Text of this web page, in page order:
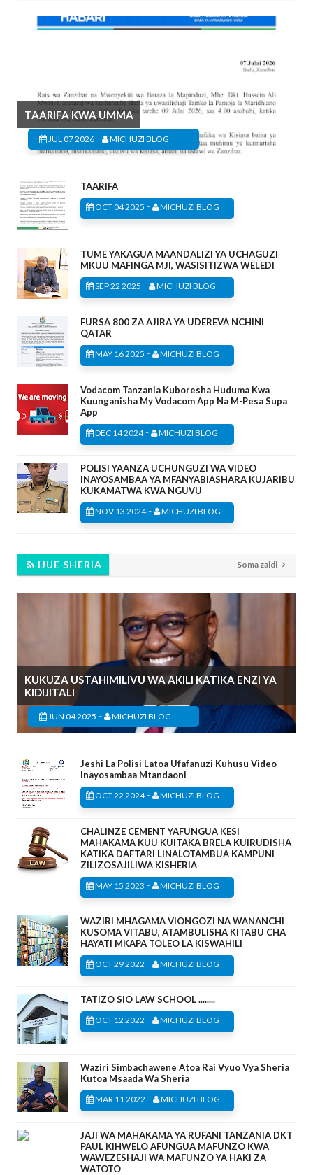
TAARIFA KWA UMMA
JUL 07 2026 - MICHUZI BLOG
TAARIFA
OCT 04 2025 - MICHUZI BLOG
TUME YAKAGUA MAANDALIZI YA UCHAGUZI
MKUU MAFINGA MJI, WASISITIZWA WELEDI
SEP 22 2025 - MICHUZI BLOG
FURSA 800 ZA AJIRA YA UDEREVA NCHINI
QATAR
MAY 16 2025 - MICHUZI BLOG
Vodacom Tanzania Kuboresha Huduma Kwa
Kuunganisha My Vodacom App Na M-Pesa Supa
App
DEC 14 2024- MICHUZI BLOG
POLISI YAANZA UCHUNGUZI WA VIDEO
INAYOSAMBAA YA MFANYABIASHARA KUJARIBU
KUKAMATWA KWA NGUVU
NOV 13 2024- MICHUZI BLOG
IJUE SHERIA Soma zaidi
KUKUZA USTAHIMILIVU WA AKILI KATIKA ENZI YA
KIDIJITALI
JUN 04 2025 - MICHUZI BLOG
Jeshi La Polisi Latoa Ufafanuzi Kuhusu Video
Inayosambaa Mtandaoni
OCT 22 2024- MICHUZI BLOG
CHALINZE CEMENT YAFUNGUA KESI
MAHAKAMA KUU KUITAKA BRELA KUIRUDISHA
KATIKA DAFTARI LINALOTAMBUA KAMPUNI
ZILIZOSAJILIWA KISHERIA
MAY 15 2023 - MICHUZI BLOG
WAZIRI MHAGAMA VIONGOZI NA WANANCHI
KUSOMA VITABU, ATAMBULISHA KITABU CHA
HAYATI MKAPA TOLEO LA KISWAHILI
OCT 29 2022 - MICHUZI BLOG
TATIZO SIO LAW SCHOOL ........
OCT 12 2022 - MICHUZI BLOG
Waziri Simbachawene Atoa Rai Vyuo Vya Sheria
Kutoa Msaada Wa Sheria
MAR 11 2022 - MICHUZI BLOG
JAJI WA MAHAKAMA YA RUFANI TANZANIA DKT
PAUL KIHWELO AFUNGUA MAFUNZO KWA
WAWEZESHAJI WA MAFUNZO YA HAKI ZA
WATOTO